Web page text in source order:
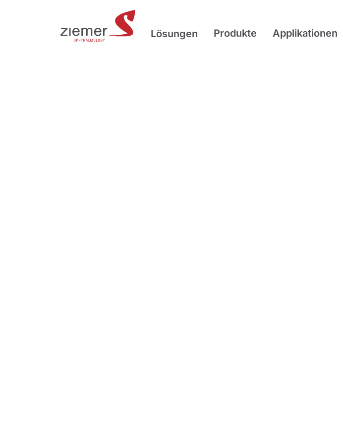
Lösungen Produkte Applikationen